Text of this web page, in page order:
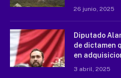
26 junio, 2025
Diputado
de dictamen
en
3 abril, 2025